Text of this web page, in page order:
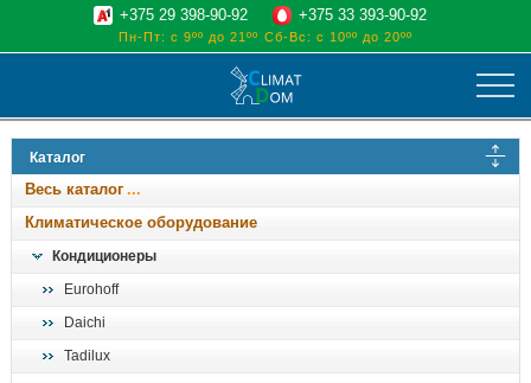
климат
отопительные котлы
водоснабжение
+375 29 398-90-92 +375 33 393-90-92
Пн-Пт: с 9ºº до 21ºº Сб-Вс: с 10ºº до 20ºº
Каталог
Весь каталог
Климатическое оборудование
Кондиционеры
Eurohoff
Daichi
Tadilux